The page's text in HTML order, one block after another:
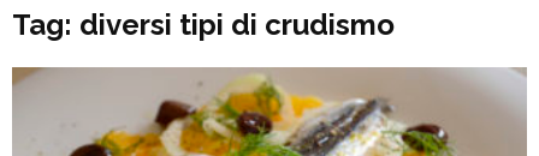
Tag: diversi tipi di crudismo